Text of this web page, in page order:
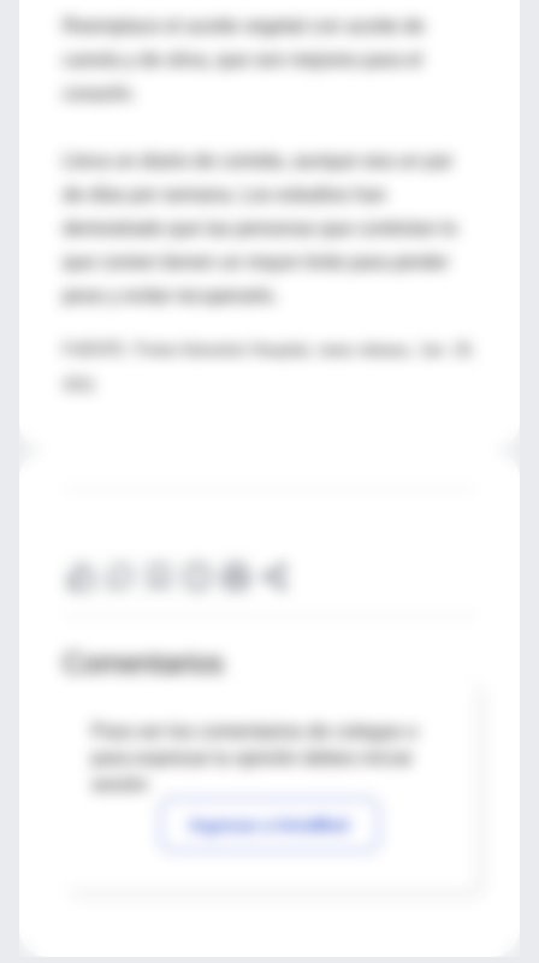
Reemplace el aceite vegetal con aceite de
Lleva un diario de comida, aunque sea un par
que comen tienen un mayor éxito para perder
peso y evitar recuperarlo.
Comentarios
Para ver los comentarios de colegas o
Ingresar a IntraMed